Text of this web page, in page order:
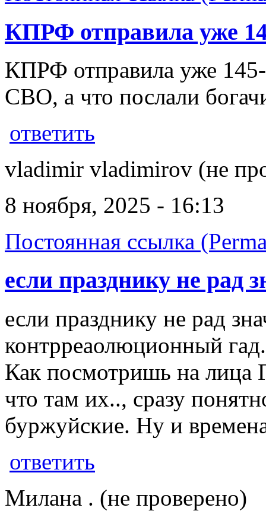
КПРФ отправила уже
КПРФ отправила уже
СВО, а что послали
ответить
vladimir vladimirov (не
8 ноября, 2025 - 16:13
Постоянная ссылка
если празднику не рад
если празднику не рад
контрреаолюционный
Как посмотришь на лица
что там их.., сразу
буржуйские. Ну и
ответить
Милана . (не проверено)